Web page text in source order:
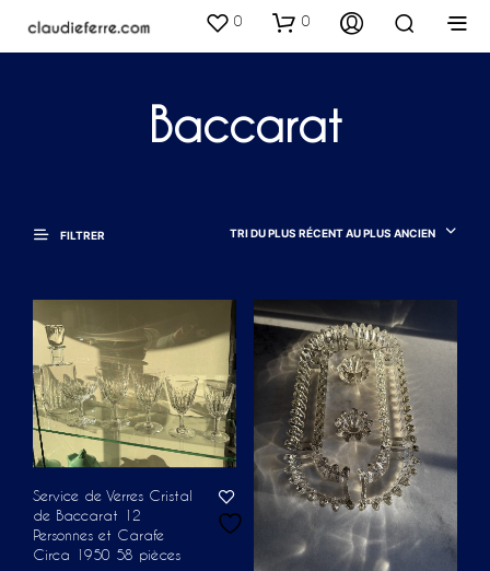
0 0
Baccarat
FILTRER TRI DU PLUS RÉCENT AU PLUS ANCIEN
Service de Verres Cristal
de Baccarat 12
Personnes et Carafe
Circa 1950 58 pièces